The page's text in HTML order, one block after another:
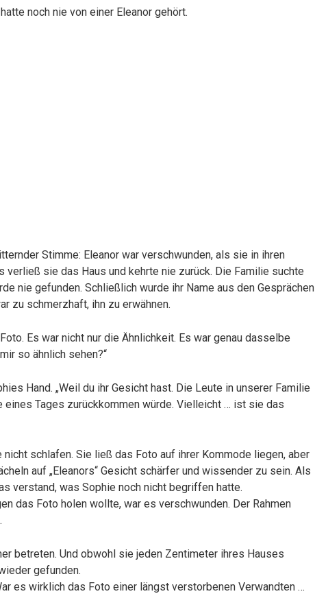
noch nie von einer Eleanor gehört.
Stimme: Eleanor war verschwunden, als sie in ihren
verließ sie das Haus und kehrte nie zurück. Die Familie suchte
nie gefunden. Schließlich wurde ihr Name aus den Gesprächen
zu schmerzhaft, ihn zu erwähnen.
Es war nicht nur die Ähnlichkeit. Es war genau dasselbe
so ähnlich sehen?“
Hand. „Weil du ihr Gesicht hast. Die Leute in unserer Familie
eines Tages zurückkommen würde. Vielleicht … ist sie das
schlafen. Sie ließ das Foto auf ihrer Kommode liegen, aber
auf „Eleanors“ Gesicht schärfer und wissender zu sein. Als
verstand, was Sophie noch nicht begriffen hatte.
das Foto holen wollte, war es verschwunden. Der Rahmen
betreten. Und obwohl sie jeden Zentimeter ihres Hauses
gefunden.
es wirklich das Foto einer längst verstorbenen Verwandten …